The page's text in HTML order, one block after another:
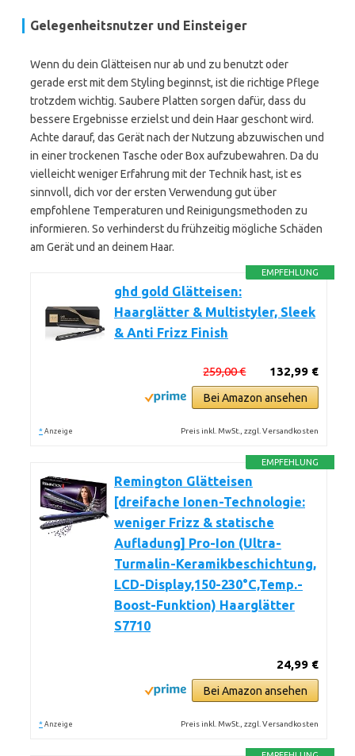
Gelegenheitsnutzer und Einsteiger
Wenn du dein Glätteisen nur ab und zu benutzt oder
gerade erst mit dem Styling beginnst, ist die richtige Pflege
trotzdem wichtig. Saubere Platten sorgen dafür, dass du
bessere Ergebnisse erzielst und dein Haar geschont wird.
Achte darauf, das Gerät nach der Nutzung abzuwischen und
in einer trockenen Tasche oder Box aufzubewahren. Da du
vielleicht weniger Erfahrung mit der Technik hast, ist es
sinnvoll, dich vor der ersten Verwendung gut über
empfohlene Temperaturen und Reinigungsmethoden zu
informieren. So verhinderst du frühzeitig mögliche Schäden
am Gerät und an deinem Haar.
EMPFEHLUNG
ghd gold Glätteisen:
Haarglätter & Multistyler, Sleek
& Anti Frizz Finish
132,99 €
259,00 €
Bei Amazon ansehen
* Anzeige Preis inkl. MwSt., zzgl. Versandkosten
EMPFEHLUNG
Remington Glätteisen
[dreifache Ionen-Technologie:
weniger Frizz & statische
Aufladung] Pro-Ion (Ultra-
Turmalin-Keramikbeschichtung,
LCD-Display,150-230°C,Temp.-
Boost-Funktion) Haarglätter
S7710
24,99 €
Bei Amazon ansehen
* Anzeige Preis inkl. MwSt., zzgl. Versandkosten